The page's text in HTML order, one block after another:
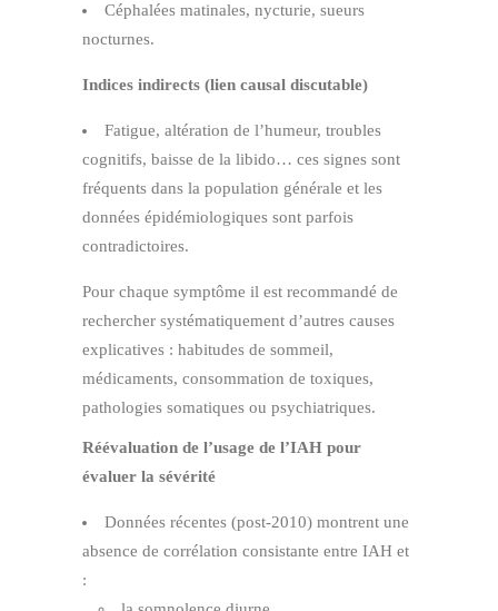
Céphalées matinales, nycturie, sueurs
nocturnes.
Indices indirects (lien causal discutable)
Fatigue, altération de l’humeur, troubles
cognitifs, baisse de la libido… ces signes sont
fréquents dans la population générale et les
données épidémiologiques sont parfois
contradictoires.
Pour chaque symptôme il est recommandé de
rechercher systématiquement d’autres causes
explicatives : habitudes de sommeil,
médicaments, consommation de toxiques,
pathologies somatiques ou psychiatriques.
Réévaluation de l’usage de l’IAH pour
évaluer la sévérité
Données récentes (post‑2010) montrent une
absence de corrélation consistante entre IAH et
: